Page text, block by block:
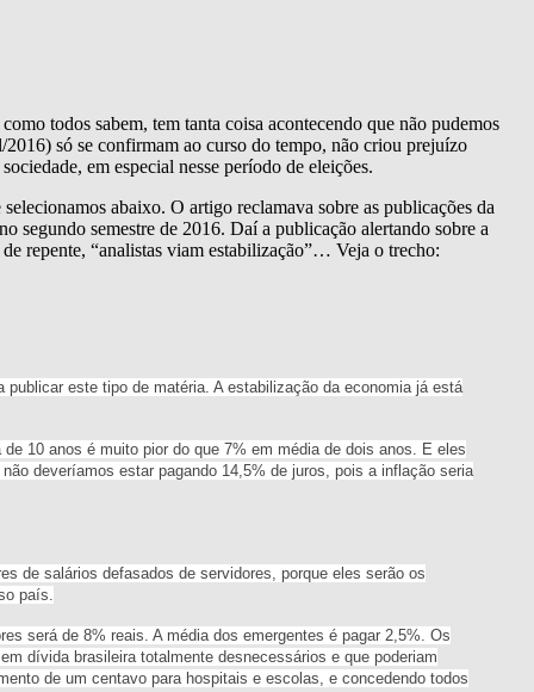
todos sabem, tem tanta coisa acontecendo que não pudemos
2016) só se confirmam ao curso do tempo, não criou prejuízo
em especial nesse período de eleições.
abaixo. O artigo reclamava sobre as publicações da
segundo semestre de 2016. Daí a publicação alertando sobre a
repente, “analistas viam estabilização”… Veja o trecho:
este tipo de matéria. A estabilização da economia já está
10 anos é muito pior do que 7% em média de dois anos. E eles
deveríamos estar pagando 14,5% de juros, pois a inflação seria
de salários defasados de servidores, porque eles serão os
país.
será de 8% reais. A média dos emergentes é pagar 2,5%. Os
dívida brasileira totalmente desnecessários e que poderiam
de um centavo para hospitais e escolas, e concedendo todos